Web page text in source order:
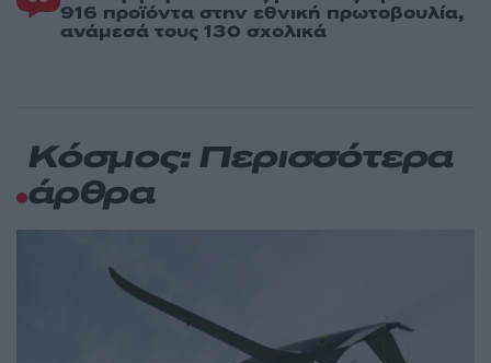
916 προϊόντα στην εθνική πρωτοβουλία,
ανάμεσά τους 130 σχολικά
Κόσμος: Περισσότερα
άρθρα